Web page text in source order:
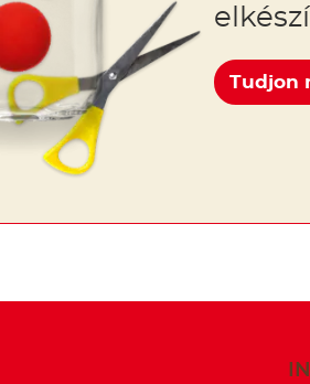
Tudjon